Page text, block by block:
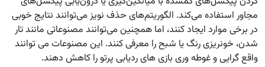
مجاور استفاده می‌کند. الگوریتم‌های حذف نویز می‌توانند نتایج خوبی
در برخی موارد ایجاد کنند، اما همچنین می‌توانند مصنوعاتی مانند تار
شدن، خونریزی رنگ یا شبح را معرفی کنند. این مصنوعات می توانند
واقع گرایی و غوطه وری بازی های ردیابی پرتو را کاهش دهند.